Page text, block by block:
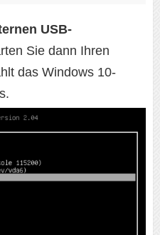
USB-
Sie dann Ihren
das Windows 10-